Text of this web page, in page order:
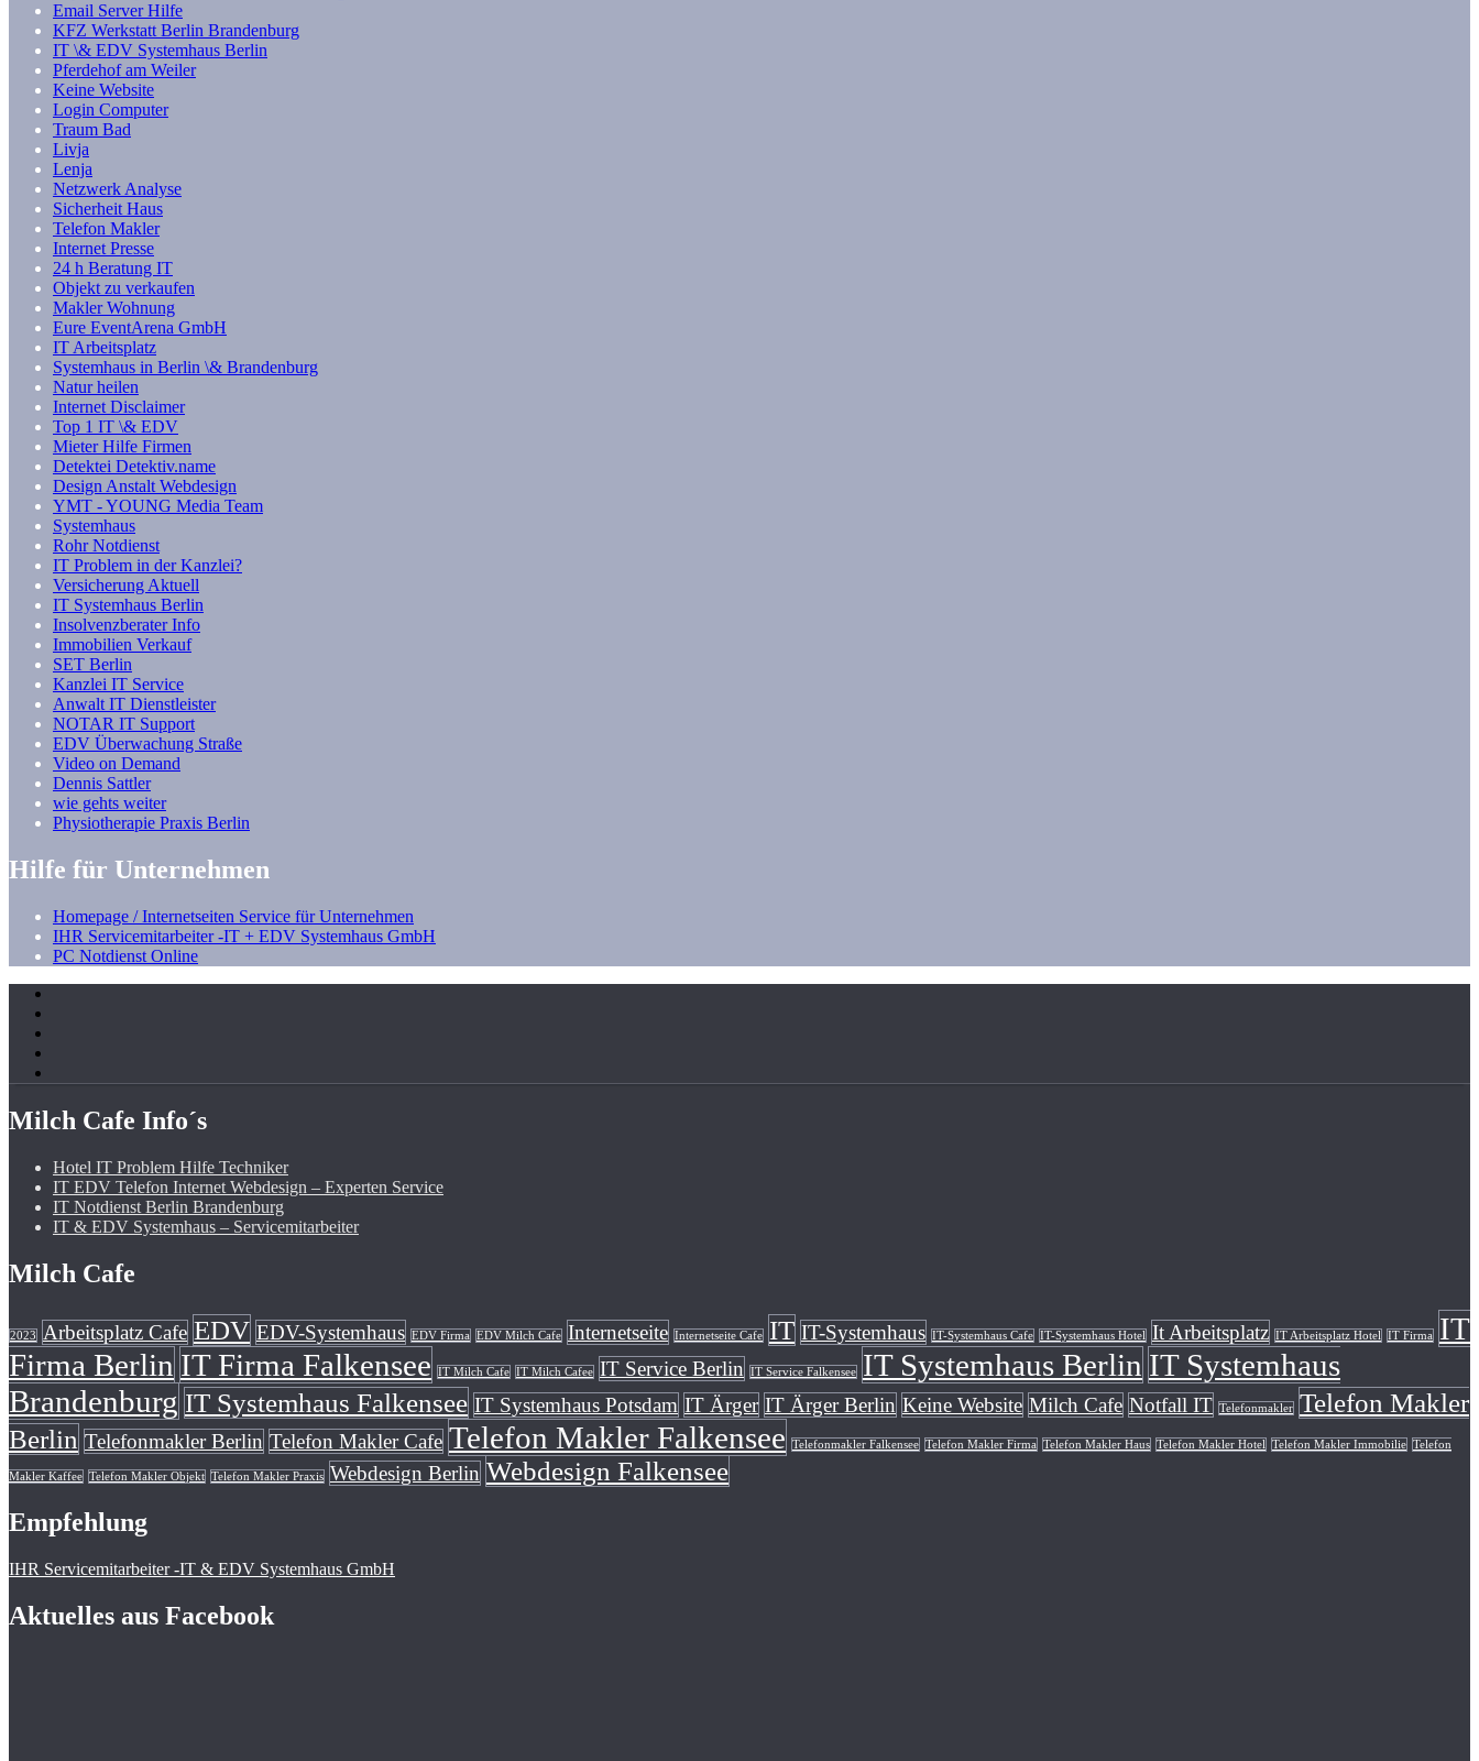
Email Server Hilfe
KFZ Werkstatt Berlin Brandenburg
IT \& EDV Systemhaus Berlin
Pferdehof am Weiler
Keine Website
Login Computer
Traum Bad
Livja
Lenja
Netzwerk Analyse
Sicherheit Haus
Telefon Makler
Internet Presse
24 h Beratung IT
Objekt zu verkaufen
Makler Wohnung
Eure EventArena GmbH
IT Arbeitsplatz
Systemhaus in Berlin \& Brandenburg
Natur heilen
Internet Disclaimer
Top 1 IT \& EDV
Mieter Hilfe Firmen
Detektei Detektiv.name
Design Anstalt Webdesign
YMT - YOUNG Media Team
Systemhaus
Rohr Notdienst
IT Problem in der Kanzlei?
Versicherung Aktuell
IT Systemhaus Berlin
Insolvenzberater Info
Immobilien Verkauf
SET Berlin
Kanzlei IT Service
Anwalt IT Dienstleister
NOTAR IT Support
EDV Überwachung Straße
Video on Demand
Dennis Sattler
wie gehts weiter
Physiotherapie Praxis Berlin
Hilfe für Unternehmen
Homepage / Internetseiten Service für Unternehmen
IHR Servicemitarbeiter -IT + EDV Systemhaus GmbH
PC Notdienst Online
Milch Cafe Info´s
Hotel IT Problem Hilfe Techniker
IT EDV Telefon Internet Webdesign – Experten Service
IT Notdienst Berlin Brandenburg
IT & EDV Systemhaus – Servicemitarbeiter
Milch Cafe
2023 Arbeitsplatz Cafe EDV EDV-Systemhaus EDV Firma EDV Milch Cafe Internetseite Internetseite Cafe IT IT-Systemhaus IT-Systemhaus Cafe IT-Systemhaus Hotel It Arbeitsplatz IT Arbeitsplatz Hotel IT Firma
IT
Firma Berlin IT Firma Falkensee IT Milch Cafe IT Milch Cafee IT Service Berlin IT Service Falkensee IT Systemhaus Berlin IT Systemhaus
Brandenburg IT Systemhaus Falkensee IT Systemhaus Potsdam IT Ärger IT Ärger Berlin Keine Website Milch Cafe Notfall IT Telefonmakler Telefon Makler
Berlin Telefonmakler Berlin Telefon Makler Cafe Telefon Makler Falkensee Telefonmakler Falkensee Telefon Makler Firma Telefon Makler Haus Telefon Makler Hotel Telefon Makler Immobilie Telefon
Makler Kaffee Telefon Makler Objekt Telefon Makler Praxis Webdesign Berlin Webdesign Falkensee
Empfehlung
IHR Servicemitarbeiter -IT & EDV Systemhaus GmbH
Aktuelles aus Facebook